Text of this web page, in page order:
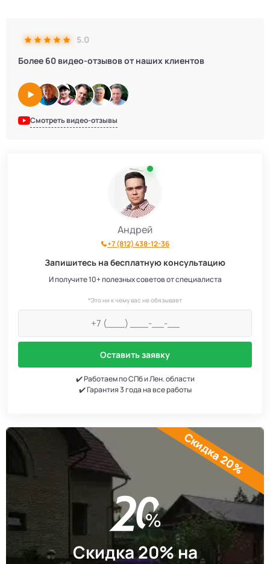
5.0
Более 60 видео-отзывов от наших клиентов
Смотреть видео-отзывы
Андрей
+7 (812) 438-12-36
Запишитесь на бесплатную консультацию
И получите 10+ полезных советов от специалиста
*Это ни к чему вас не обязывает
Оставить заявку
✔️ Работаем по СПб и Лен. области
✔️ Гарантия 3 года на все работы
Скидка 20% на
Скидка 20%